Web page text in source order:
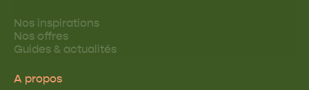
Nos inspirations
Nos offres
Guides & actualités
A propos